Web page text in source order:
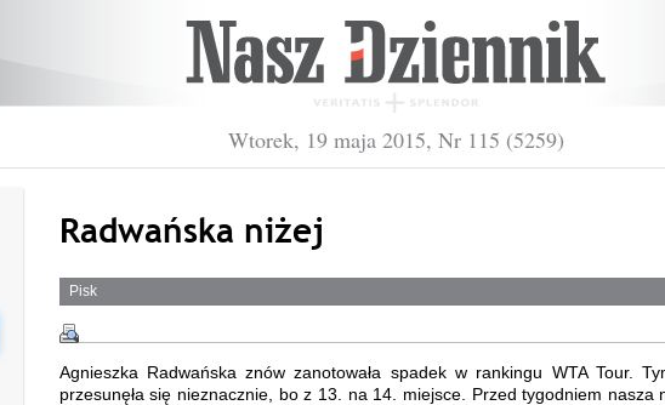
Wtorek, 19 maja 2015, Nr 115 (5259)
Radwańska niżej
Pisk
Agnieszka Radwańska znów zanotowała spadek w rankingu WTA Tour.
przesunęła się nieznacznie, bo z 13. na 14. miejsce. Przed tygodniem nasza